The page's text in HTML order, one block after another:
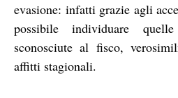
evasione: infatti grazie agli
possibile individuare
sconosciute al fisco,
affitti stagionali.